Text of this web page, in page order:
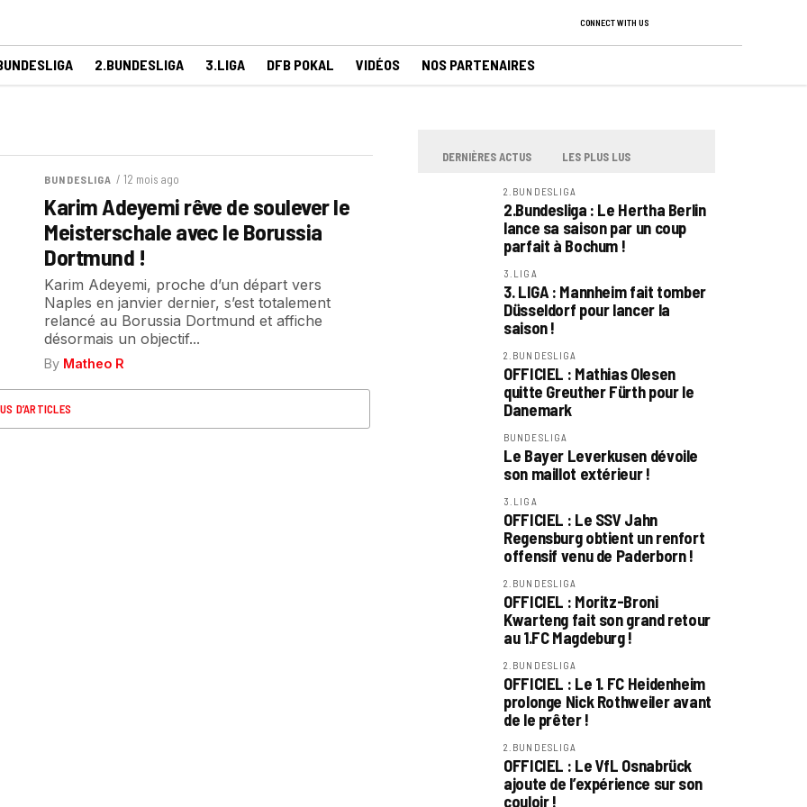
CONNECT WITH US
2.BUNDESLIGA 3.LIGA DFB POKAL VIDÉOS NOS PARTENAIRES
BUNDESLIGA / 12 mois ago
Karim Adeyemi rêve de soulever le
Meisterschale avec le Borussia
Dortmund !
Karim Adeyemi, proche d’un départ vers
Naples en janvier dernier, s’est totalement
relancé au Borussia Dortmund et affiche
désormais un objectif...
By Matheo R
D’ARTICLES
DERNIÈRES ACTUS LES PLUS LUS
2.BUNDESLIGA
2.Bundesliga : Le Hertha Berlin
lance sa saison par un coup
parfait à Bochum !
3.LIGA
3. LIGA : Mannheim fait tomber
Düsseldorf pour lancer la
saison !
2.BUNDESLIGA
OFFICIEL : Mathias Olesen
quitte Greuther Fürth pour le
Danemark
BUNDESLIGA
Le Bayer Leverkusen dévoile
son maillot extérieur !
3.LIGA
OFFICIEL : Le SSV Jahn
Regensburg obtient un renfort
offensif venu de Paderborn !
2.BUNDESLIGA
OFFICIEL : Moritz-Broni
Kwarteng fait son grand retour
au 1.FC Magdeburg !
2.BUNDESLIGA
OFFICIEL : Le 1. FC Heidenheim
prolonge Nick Rothweiler avant
de le prêter !
2.BUNDESLIGA
OFFICIEL : Le VfL Osnabrück
ajoute de l’expérience sur son
couloir !